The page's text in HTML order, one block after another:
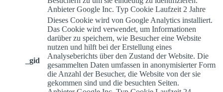
Anbieter Google Inc. Typ Cookie Laufzeit 2 Jahre
_gid
Dieses Cookie wird von Google Analytics installiert.
Das Cookie wird verwendet, um Informationen
darüber zu speichern, wie Besucher eine Website
nutzen und hilft bei der Erstellung eines
Analyseberichts über den Zustand der Website. Die
gesammelten Daten umfassen in anonymisierter Form
die Anzahl der Besucher, die Website von der sie
gekommen sind und die besuchten Seiten.